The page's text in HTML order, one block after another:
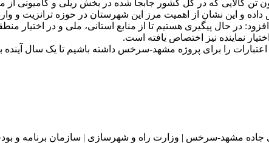
در حال پیگیری هستیم تا از منابع استانی، ملی و در اختیار
را برای پروژه مشهد-سرخس داشته باشیم تا یک سال آینده
جاده مشهد-سرخس | وزارت راه و شهرسازی | سازمان برنامه و